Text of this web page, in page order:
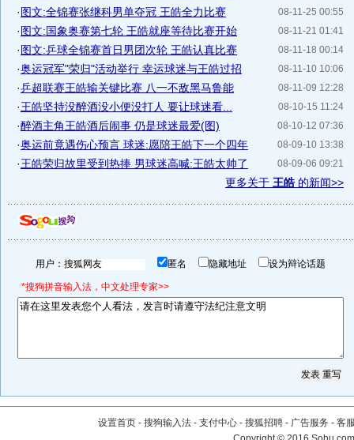
08-11-25 00:55
·图文:全锦赛张继科男单夺冠 王皓全力比赛
08-11-21 01:41
·图文:国象奥赛第七轮 王皓就座等待比赛开始
08-11-18 00:14
·图文:乒球全锦赛首日男团次轮 王皓认真比赛
08-11-10 10:06
·奥运冠军"荣归"活动举行 幸运球迷与王皓过招
08-11-09 12:28
·乒超联赛王皓输关键比赛 八一不敌黑马鲁能
08-10-15 11:24
·王皓坚持没醉酒没小便没打人 要让球迷看...
08-10-12 07:36
·醉酒主角王皓酒后闹事 仍是球迷最爱(图)
08-09-10 13:38
·奥运前竟遇伤心预言 球迷:愿陪王皓下一个四年
08-09-06 09:21
·王皓荣归故里受到热捧 男球迷高喊:王皓太帅了
更多关于 王皓 的新闻>>
用户： 匿名 隐藏地址 设为辩论话题
*搜狗拼音输入法，中文处理专家>>
设置首页 - 搜狗输入法 - 支付中心 - 搜狐招聘 - 广告服务 - 客